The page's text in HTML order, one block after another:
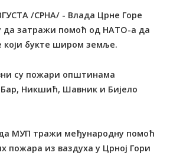
/СРНА/ - Влада Црне Горе
да затражи помоћ од НАTО-а да
који букте широм земље.
су пожари општинама
Никшић, Шавник и Бијело
да МУП тражи међународну помоћ
пожара из ваздуха у Црној Гори